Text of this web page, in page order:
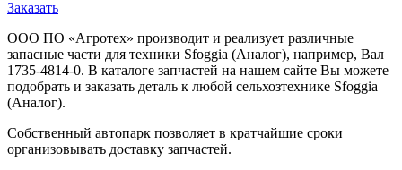
Заказать
ООО ПО «Агротех» производит и реализует различные
запасные части для техники Sfoggia (Аналог), например, Вал
1735-4814-0. В каталоге запчастей на нашем сайте Вы можете
подобрать и заказать деталь к любой сельхозтехнике Sfoggia
(Аналог).
Собственный автопарк позволяет в кратчайшие сроки
организовывать доставку запчастей.